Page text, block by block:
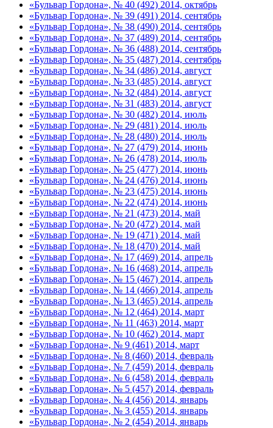
«Бульвар Гордона», № 40 (492) 2014, октябрь
«Бульвар Гордона», № 39 (491) 2014, сентябрь
«Бульвар Гордона», № 38 (490) 2014, сентябрь
«Бульвар Гордона», № 37 (489) 2014, сентябрь
«Бульвар Гордона», № 36 (488) 2014, сентябрь
«Бульвар Гордона», № 35 (487) 2014, сентябрь
«Бульвар Гордона», № 34 (486) 2014, август
«Бульвар Гордона», № 33 (485) 2014, август
«Бульвар Гордона», № 32 (484) 2014, август
«Бульвар Гордона», № 31 (483) 2014, август
«Бульвар Гордона», № 30 (482) 2014, июль
«Бульвар Гордона», № 29 (481) 2014, июль
«Бульвар Гордона», № 28 (480) 2014, июль
«Бульвар Гордона», № 27 (479) 2014, июнь
«Бульвар Гордона», № 26 (478) 2014, июль
«Бульвар Гордона», № 25 (477) 2014, июнь
«Бульвар Гордона», № 24 (476) 2014, июнь
«Бульвар Гордона», № 23 (475) 2014, июнь
«Бульвар Гордона», № 22 (474) 2014, июнь
«Бульвар Гордона», № 21 (473) 2014, май
«Бульвар Гордона», № 20 (472) 2014, май
«Бульвар Гордона», № 19 (471) 2014, май
«Бульвар Гордона», № 18 (470) 2014, май
«Бульвар Гордона», № 17 (469) 2014, апрель
«Бульвар Гордона», № 16 (468) 2014, апрель
«Бульвар Гордона», № 15 (467) 2014, апрель
«Бульвар Гордона», № 14 (466) 2014, апрель
«Бульвар Гордона», № 13 (465) 2014, апрель
«Бульвар Гордона», № 12 (464) 2014, март
«Бульвар Гордона», № 11 (463) 2014, март
«Бульвар Гордона», № 10 (462) 2014, март
«Бульвар Гордона», № 9 (461) 2014, март
«Бульвар Гордона», № 8 (460) 2014, февраль
«Бульвар Гордона», № 7 (459) 2014, февраль
«Бульвар Гордона», № 6 (458) 2014, февраль
«Бульвар Гордона», № 5 (457) 2014, февраль
«Бульвар Гордона», № 4 (456) 2014, январь
«Бульвар Гордона», № 3 (455) 2014, январь
«Бульвар Гордона», № 2 (454) 2014, январь